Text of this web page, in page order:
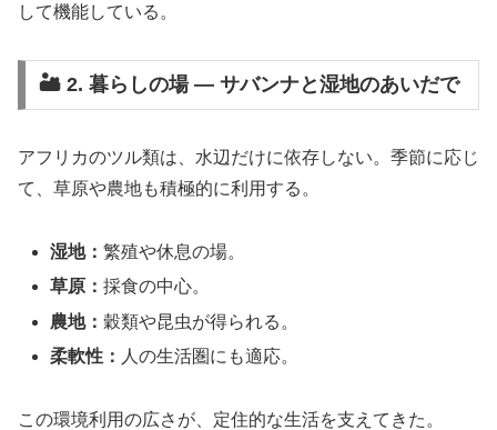
して機能している。
🏜️ 2. 暮らしの場 ― サバンナと湿地のあいだで
アフリカのツル類は、水辺だけに依存しない。季節に応じ
て、草原や農地も積極的に利用する。
湿地：繁殖や休息の場。
草原：採食の中心。
農地：穀類や昆虫が得られる。
柔軟性： 人の生活圏にも適応。
この環境利用の広さが、定住的な生活を支えてきた。